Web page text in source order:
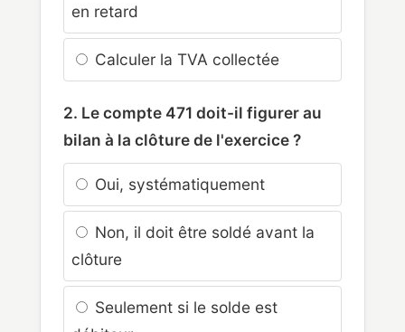
en retard
Calculer la TVA collectée
2. Le compte 471 doit-il figurer au
bilan à la clôture de l'exercice ?
Oui, systématiquement
Non, il doit être soldé avant la
clôture
Seulement si le solde est